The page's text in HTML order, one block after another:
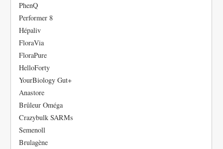
PhenQ
Performer 8
Hépaliv
FloraVia
FloraPure
HelloForty
YourBiology Gut+
Anastore
Brûleur Oméga
Crazybulk SARMs
Semenoll
Brulagène